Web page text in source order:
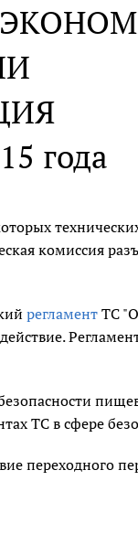
года
комиссия
регламентТС "О
ТС в сфере
переходного